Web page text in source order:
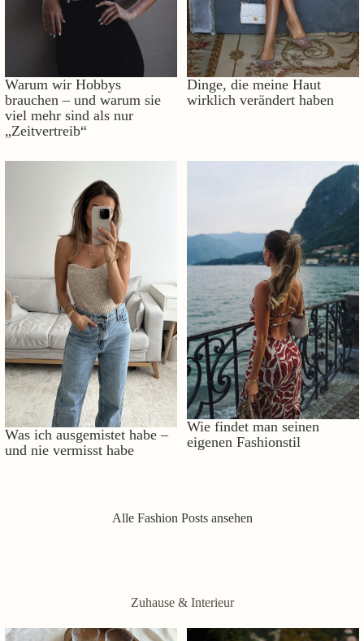
Warum wir Hobbys
brauchen – und warum sie
viel mehr sind als nur
„Zeitvertreib“
Dinge, die meine Haut
wirklich verändert haben
Was ich ausgemistet habe –
und nie vermisst habe
Wie findet man seinen
eigenen Fashionstil
Alle Fashion Posts ansehen
Zuhause & Interieur